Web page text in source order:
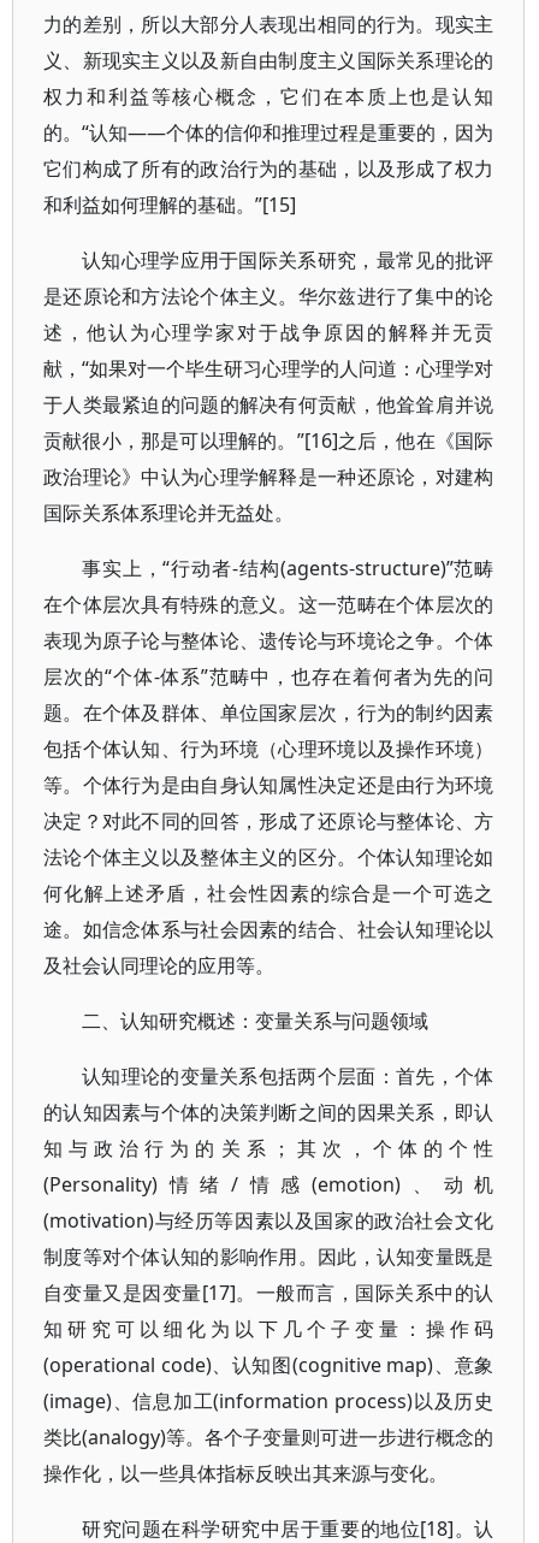
力的差别，所以大部分人表现出相同的行为。现实主
义、新现实主义以及新自由制度主义国际关系理论的
权力和利益等核心概念，它们在本质上也是认知
的。“认知——个体的信仰和推理过程是重要的，因为
它们构成了所有的政治行为的基础，以及形成了权力
和利益如何理解的基础。”[15]
认知心理学应用于国际关系研究，最常见的批评
是还原论和方法论个体主义。华尔兹进行了集中的论
述，他认为心理学家对于战争原因的解释并无贡
献，“如果对一个毕生研习心理学的人问道：心理学对
于人类最紧迫的问题的解决有何贡献，他耸耸肩并说
贡献很小，那是可以理解的。”[16]之后，他在《国际
政治理论》中认为心理学解释是一种还原论，对建构
国际关系体系理论并无益处。
事实上，“行动者-结构(agents-structure)”范畴
在个体层次具有特殊的意义。这一范畴在个体层次的
表现为原子论与整体论、遗传论与环境论之争。个体
层次的“个体-体系”范畴中，也存在着何者为先的问
题。在个体及群体、单位国家层次，行为的制约因素
包括个体认知、行为环境（心理环境以及操作环境）
等。个体行为是由自身认知属性决定还是由行为环境
决定？对此不同的回答，形成了还原论与整体论、方
法论个体主义以及整体主义的区分。个体认知理论如
何化解上述矛盾，社会性因素的综合是一个可选之
途。如信念体系与社会因素的结合、社会认知理论以
及社会认同理论的应用等。
二、认知研究概述：变量关系与问题领域
认知理论的变量关系包括两个层面：首先，个体
的认知因素与个体的决策判断之间的因果关系，即认
知与政治行为的关系；其次，个体的个性
(Personality)情绪/情感(emotion)、动机
(motivation)与经历等因素以及国家的政治社会文化
制度等对个体认知的影响作用。因此，认知变量既是
自变量又是因变量[17]。一般而言，国际关系中的认
知研究可以细化为以下几个子变量：操作码
(operational code)、认知图(cognitive map)、意象
(image)、信息加工(information process)以及历史
类比(analogy)等。各个子变量则可进一步进行概念的
操作化，以一些具体指标反映出其来源与变化。
研究问题在科学研究中居于重要的地位[18]。认